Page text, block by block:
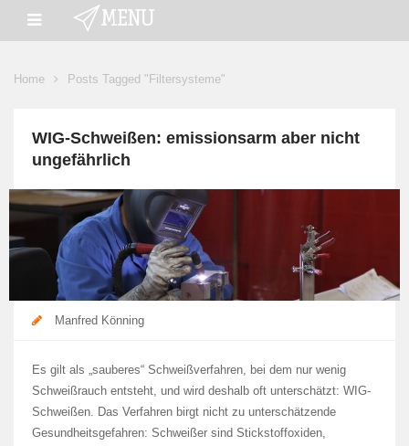
Home Posts Tagged "Filtersysteme"
WIG-Schweißen: emissionsarm aber nicht
ungefährlich
Manfred Könning
Es gilt als „sauberes“ Schweißverfahren, bei dem nur wenig
Schweißrauch entsteht, und wird deshalb oft unterschätzt: WIG-
Schweißen. Das Verfahren birgt nicht zu unterschätzende
Gesundheitsgefahren: Schweißer sind Stickstoffoxiden,